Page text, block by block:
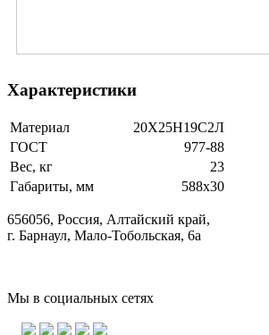
Характеристики
Материал
20Х25Н19С2Л
ГОСТ
977-88
Вес, кг
23
Габариты, мм
588х30
656056, Россия, Алтайский край,
г. Барнаул, Мало-Тобольская, 6а
Мы в социальных сетях